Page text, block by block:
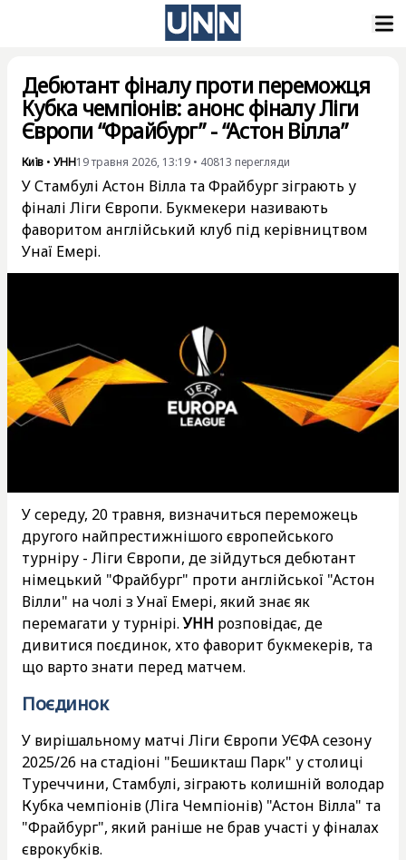
Дебютант фіналу проти переможця
Кубка чемпіонів: анонс фіналу Ліги
Європи “Фрайбург” - “Астон Вілла”
Київ • УНН19 травня 2026, 13:19 • 40813 перегляди
У Стамбулі Астон Вілла та Фрайбург зіграють у
фіналі Ліги Європи. Букмекери називають
фаворитом англійський клуб під керівництвом
Унаї Емері.
У середу, 20 травня, визначиться переможець
другого найпрестижнішого європейського
турніру - Ліги Європи, де зійдуться дебютант
німецький "Фрайбург" проти англійської "Астон
Вілли" на чолі з Унаї Емері, який знає як
перемагати у турнірі.УНН розповідає, де
дивитися поєдинок, хто фаворит букмекерів, та
що варто знати перед матчем.
Поєдинок
У вирішальному матчі Ліги Європи УЄФА сезону
2025/26 на стадіоні "Бешикташ Парк" у столиці
Туреччини, Стамбулі, зіграють колишній володар
Кубка чемпіонів (Ліга Чемпіонів) "Астон Вілла" та
"Фрайбург", який раніше не брав участі у фіналах
єврокубків.